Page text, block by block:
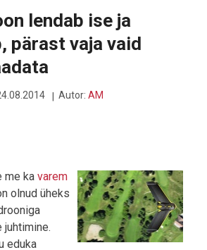
lendab ise ja
pärast vaja vaid
Autor: AM
me ka varem
olnud üheks
juhtimine.
eduka